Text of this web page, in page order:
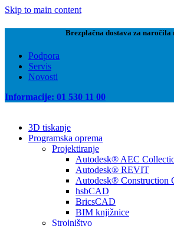
Skip to main content
Brezplačna dostava za naročila
Podpora
Servis
Novosti
Informacije: 01 530 11 00
3D tiskanje
Programska oprema
Projektiranje
Autodesk® AEC
Autodesk® REVIT
Autodesk® Construction
hsbCAD
BricsCAD
BIM knjižnice
Strojništvo